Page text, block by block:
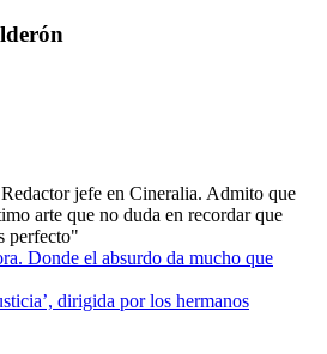
jefe en Cineralia. Admito que
arte que no duda en recordar que
perfecto"
Donde el absurdo da mucho que
dirigida por los hermanos